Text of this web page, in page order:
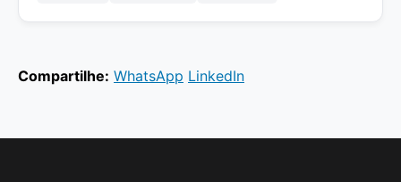
Compartilhe: WhatsApp LinkedIn